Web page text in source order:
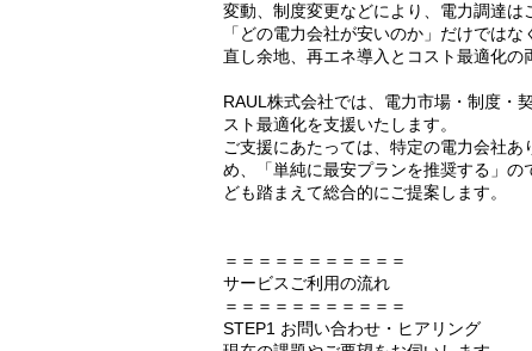
変動、制度変更などにより、電力調達は
「どの電力会社が安いのか」だけでは
直し余地、再エネ導入とコスト最適化の
RAUL株式会社では、電力市場・制度・
スト最適化を支援いたします。
ご支援にあたっては、特定の電力会社
め、「単純に最安プランを推奨する」
ども踏まえて総合的にご提案します。
＝＝＝＝＝＝＝＝＝＝＝
サービスご利用の流れ
＝＝＝＝＝＝＝＝＝＝＝
STEP1 お問い合わせ・ヒアリング